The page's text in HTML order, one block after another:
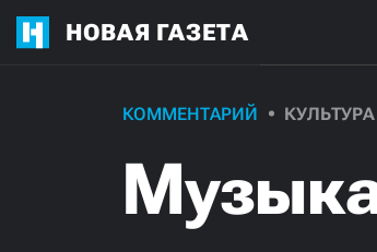
НОВАЯ ГАЗЕТА
КОММЕНТАРИЙ КУЛЬТУРА